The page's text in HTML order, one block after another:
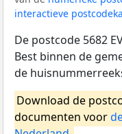
interactieve
De postcode 5682
Best binnen de
de
Download de
documenten voor